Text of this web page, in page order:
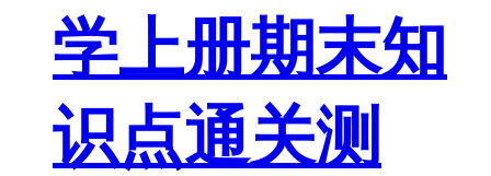
学上册期末知
识点通关测